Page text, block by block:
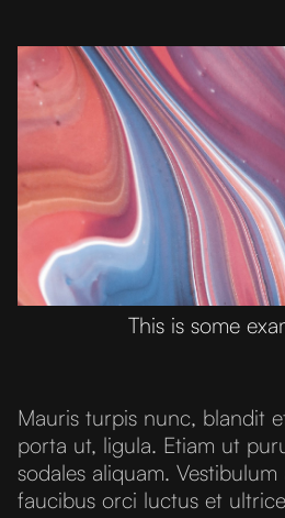
This is some
Mauris turpis nunc, blandit
porta ut, ligula. Etiam ut
sodales aliquam.
faucibus orci luctus et